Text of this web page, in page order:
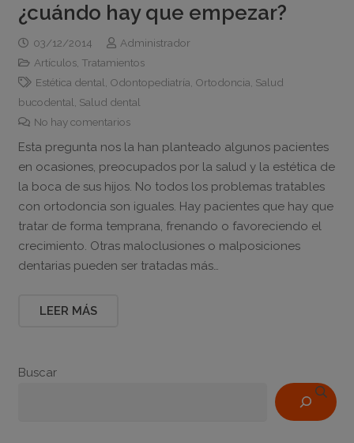
¿cuándo hay que empezar?
03/12/2014
Administrador
Artículos, Tratamientos
Estética dental Odontopediatría Ortodoncia Salud
bucodental Salud dental
No hay comentarios
Esta pregunta nos la han planteado algunos pacientes
en ocasiones, preocupados por la salud y la estética de
la boca de sus hijos. No todos los problemas tratables
con ortodoncia son iguales. Hay pacientes que hay que
tratar de forma temprana, frenando o favoreciendo el
crecimiento. Otras maloclusiones o malposiciones
dentarias pueden ser tratadas más…
LEER MÁS
Buscar